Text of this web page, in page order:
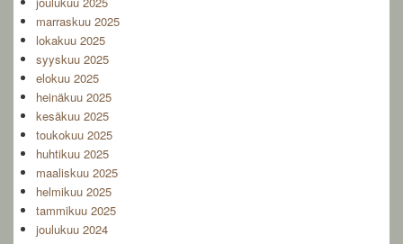
marraskuu 2025
lokakuu 2025
syyskuu 2025
elokuu 2025
heinäkuu 2025
kesäkuu 2025
toukokuu 2025
huhtikuu 2025
maaliskuu 2025
helmikuu 2025
tammikuu 2025
joulukuu 2024